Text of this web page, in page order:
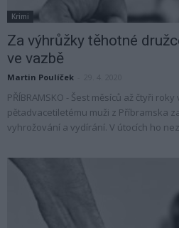
Krimi
Za výhrůžky těhotné
ve vazbě
Martin Poulíček
PŘÍBRAMSKO - Šest měsíců až čtyři
pětadvacetiletému muži z Příbramska
vyhrožování a vydírání. V útocích ho